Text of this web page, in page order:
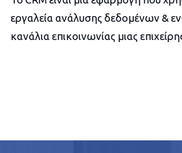
εργαλεία ανάλυσης δεδομένων &
κανάλια επικοινωνίας μιας